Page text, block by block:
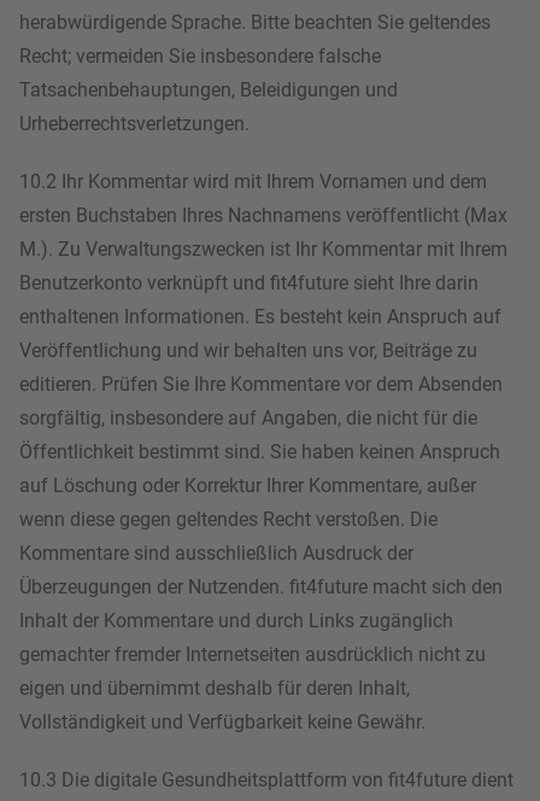
herabwürdigende Sprache. Bitte beachten Sie geltendes
Recht; vermeiden Sie insbesondere falsche
Tatsachenbehauptungen, Beleidigungen und
Urheberrechtsverletzungen.
10.2 Ihr Kommentar wird mit Ihrem Vornamen und dem
ersten Buchstaben Ihres Nachnamens veröffentlicht (Max
M.). Zu Verwaltungszwecken ist Ihr Kommentar mit Ihrem
Benutzerkonto verknüpft und fit4future sieht Ihre darin
enthaltenen Informationen. Es besteht kein Anspruch auf
Veröffentlichung und wir behalten uns vor, Beiträge zu
editieren. Prüfen Sie Ihre Kommentare vor dem Absenden
sorgfältig, insbesondere auf Angaben, die nicht für die
Öffentlichkeit bestimmt sind. Sie haben keinen Anspruch
auf Löschung oder Korrektur Ihrer Kommentare, außer
wenn diese gegen geltendes Recht verstoßen. Die
Kommentare sind ausschließlich Ausdruck der
Überzeugungen der Nutzenden. fit4future macht sich den
Inhalt der Kommentare und durch Links zugänglich
gemachter fremder Internetseiten ausdrücklich nicht zu
eigen und übernimmt deshalb für deren Inhalt,
Vollständigkeit und Verfügbarkeit keine Gewähr.
10.3 Die digitale Gesundheitsplattform von fit4future dient